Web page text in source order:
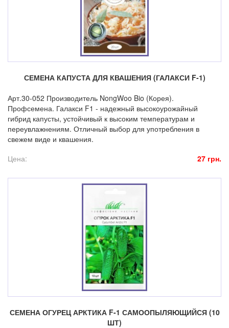
СЕМЕНА КАПУСТА ДЛЯ КВАШЕНИЯ (ГАЛАКСИ F-1)
Арт.30-052 Производитель NongWoo Bio (Корея).
Профсемена. Галакси F1 - надежный высокоурожайный
гибрид капусты, устойчивый к высоким температурам и
переувлажнениям. Отличный выбор для употребления в
свежем виде и квашения.
Цена:
27 грн.
СЕМЕНА ОГУРЕЦ АРКТИКА F-1 САМООПЫЛЯЮЩИЙСЯ (10
ШТ)